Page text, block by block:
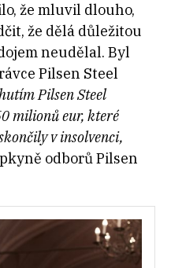
že mluvil dlouho,
že dělá důležitou
neudělal. Byl
Pilsen Steel
Pilsen Steel
milionů eur, které
v insolvenci,
odborů Pilsen